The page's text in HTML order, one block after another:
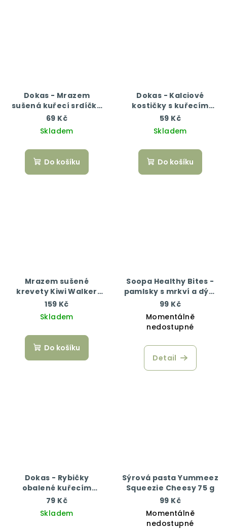
Dokas - Mrazem
sušená kuřecí srdíčka
22 g
69 Kč
Skladem
Do košíku
Dokas - Kalciové
kostičky s kuřecím
masem
59 Kč
Skladem
Do košíku
Mrazem sušené
krevety Kiwi Walker
50g
159 Kč
Skladem
Do košíku
Soopa Healthy Bites -
pamlsky s mrkví a dýní
50 g
99 Kč
Momentálně
nedostupné
Detail
Dokas - Rybičky
obalené kuřecím
masem 70 g
79 Kč
Skladem
Sýrová pasta Yummeez
Squeezie Cheesy 75 g
99 Kč
Momentálně
nedostupné